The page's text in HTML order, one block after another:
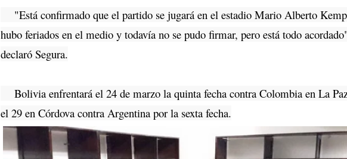
"Está confirmado que el partido se jugará en el estadio Mario Alberto
hubo feriados en el medio y todavía no se pudo firmar, pero está todo
declaró Segura.
Bolivia enfrentará el 24 de marzo la quinta fecha contra Colombia en La
el 29 en Córdova contra Argentina por la sexta fecha.